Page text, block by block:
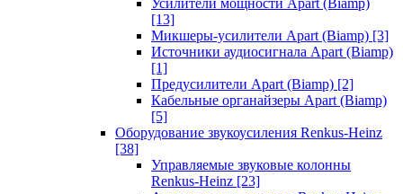
Усилители мощности Apart (Biamp)
[13]
Микшеры-усилители Apart (Biamp) [3]
Источники аудиосигнала Apart (Biamp)
[1]
Предусилители Apart (Biamp) [2]
Кабельные органайзеры Apart (Biamp)
[5]
Оборудование звукоусиления Renkus-Heinz
[38]
Управляемые звуковые колонны
Renkus-Heinz [23]